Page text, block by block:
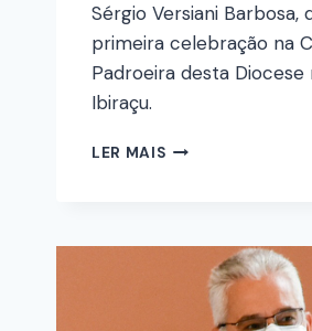
Sérgio Versiani Barbosa,
primeira celebração na
Padroeira desta Diocese
Ibiraçu.
LER MAIS